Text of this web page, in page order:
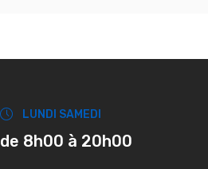
LUNDI SAMEDI
de 8h00 à 20h00